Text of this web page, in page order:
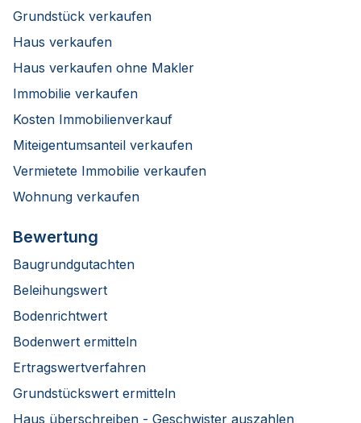
Grundstück verkaufen
Haus verkaufen
Haus verkaufen ohne Makler
Immobilie verkaufen
Kosten Immobilienverkauf
Miteigentumsanteil verkaufen
Vermietete Immobilie verkaufen
Wohnung verkaufen
Bewertung
Baugrundgutachten
Beleihungswert
Bodenrichtwert
Bodenwert ermitteln
Ertragswertverfahren
Grundstückswert ermitteln
Haus überschreiben - Geschwister auszahlen